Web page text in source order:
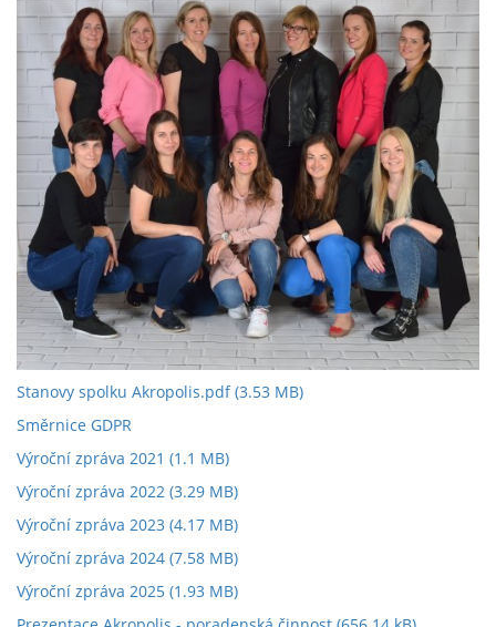
Stanovy spolku Akropolis.pdf(3.53 MB)
Směrnice GDPR
Výroční zpráva 2021 (1.1 MB)
Výroční zpráva 2022 (3.29 MB)
Výroční zpráva 2023 (4.17 MB)
Výroční zpráva 2024 (7.58 MB)
Výroční zpráva 2025 (1.93 MB)